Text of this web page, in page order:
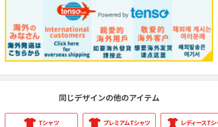
同じデザインの他のアイテム
Tシャツ プレミアムTシャツ レディースTシ